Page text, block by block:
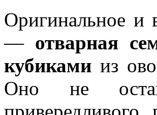
Оригинальное и
— отварная
кубиками из
Оно не